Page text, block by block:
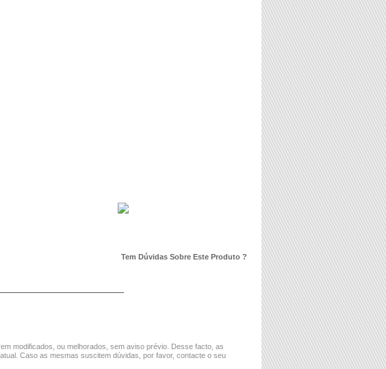
Tem Dúvidas Sobre Este Produto ?
modificados, ou melhorados, sem aviso prévio. Desse facto, as
Caso as mesmas suscitem dúvidas, por favor, contacte o seu